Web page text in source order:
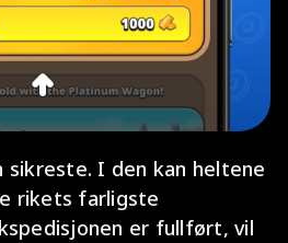
sikreste. I den kan heltene
rikets farligste
er fullført, vil